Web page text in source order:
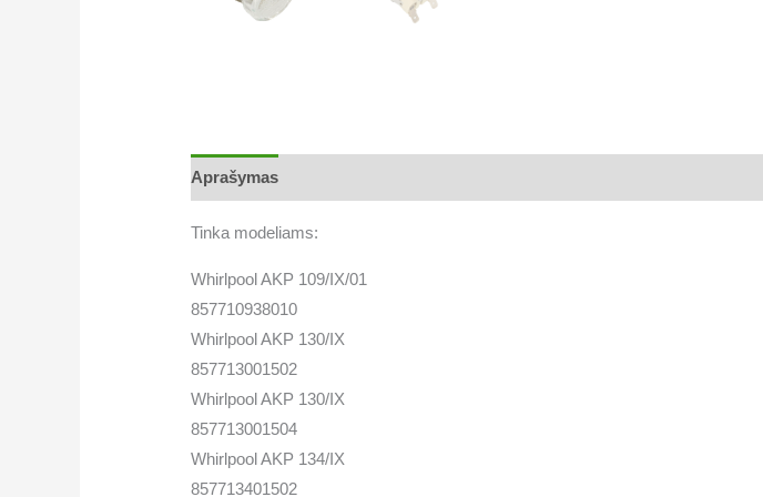
Aprašymas
Tinka modeliams:
Whirlpool AKP 109/IX/01
857710938010
Whirlpool AKP 130/IX
857713001502
Whirlpool AKP 130/IX
857713001504
Whirlpool AKP 134/IX
857713401502